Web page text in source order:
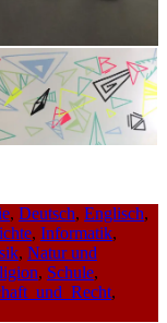
, Deutsch, Englisch,
, Informatik,
, Natur und
, Schule,
,